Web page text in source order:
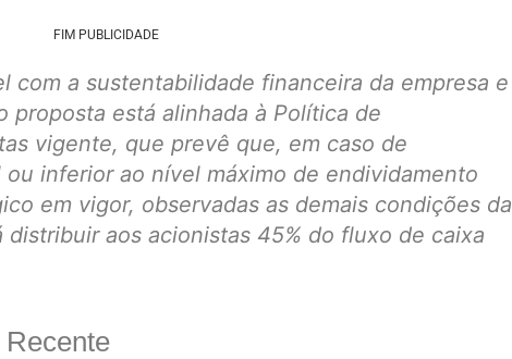
FIM PUBLICIDADE
com a sustentabilidade financeira da empresa e
proposta está alinhada à Política de
vigente, que prevê que, em caso de
inferior ao nível máximo de endividamento
em vigor, observadas as demais condições da
aos acionistas 45% do fluxo de caixa